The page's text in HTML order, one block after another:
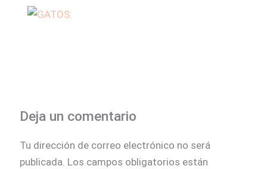
Deja un comentario
Tu dirección de correo electrónico no será
publicada. Los campos obligatorios están